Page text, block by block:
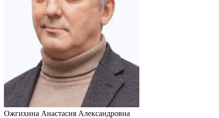
Ожгихина Анастасия Александровна